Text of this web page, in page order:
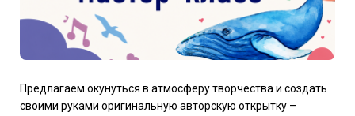
Предлагаем окунуться в атмосферу творчества и создать
своими руками оригинальную авторскую открытку –